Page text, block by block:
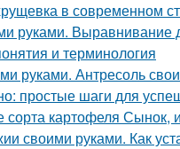
в современном
руками. Выравнивание
и терминология
руками. Антресоль
простые шаги для
картофеля Сынок,
своими руками. Как